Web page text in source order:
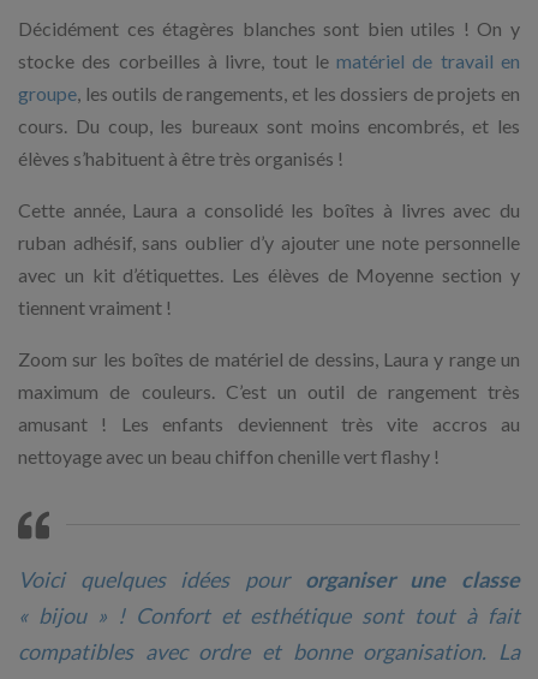
Décidément ces étagères blanches sont bien utiles ! On y
stocke des corbeilles à livre, tout le matériel de travail en
groupe, les outils de rangements, et les dossiers de projets en
cours. Du coup, les bureaux sont moins encombrés, et les
élèves s’habituent à être très organisés !
Cette année, Laura a consolidé les boîtes à livres avec du
ruban adhésif, sans oublier d’y ajouter une note personnelle
avec un kit d’étiquettes. Les élèves de Moyenne section y
tiennent vraiment !
Zoom sur les boîtes de matériel de dessins, Laura y range un
maximum de couleurs. C’est un outil de rangement très
amusant ! Les enfants deviennent très vite accros au
nettoyage avec un beau chiffon chenille vert flashy !
Voici quelques idées pour organiser une classe
« bijou » ! Confort et esthétique sont tout à fait
compatibles avec ordre et bonne organisation. La